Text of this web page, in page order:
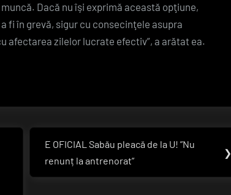
Dacă nu îşi exprimă această opţiune,
fi în grevă, sigur cu consecinţele asupra
afectarea zilelor lucrate efectiv”, a arătat ea.
Next
Post:
E OFICIAL Sabău pleacă de la U! ”Nu
renunț la antrenorat”
❯